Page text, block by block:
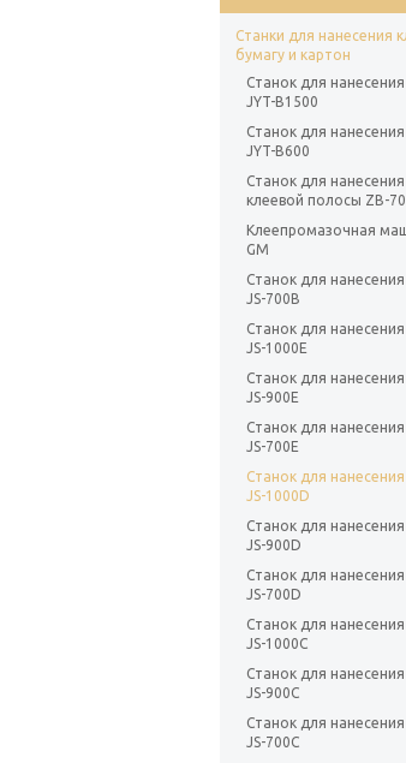
Станки для нанесения
бумагу и картон
Станок для нанесения
JYT-B1500
Станок для нанесения
JYT-B600
Станок для нанесения
клеевой полосы ZB-
Клеепромазочная
GM
Станок для нанесения
JS-700B
Станок для нанесения
JS-1000E
Станок для нанесения
JS-900E
Станок для нанесения
JS-700E
Станок для нанесения
JS-1000D
Станок для нанесения
JS-900D
Станок для нанесения
JS-700D
Станок для нанесения
JS-1000C
Станок для нанесения
JS-900C
Станок для нанесения
JS-700C